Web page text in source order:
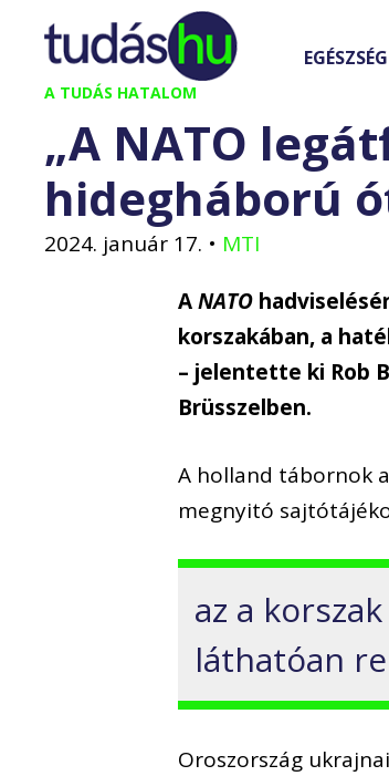
Kilépés
tartalomba
A TUDÁS HATALOM
EGÉSZSÉG
„A NATO
hidegháború
2024. január 17. • MTI
ANATO
korszakában, a
– jelentette ki Rob
Brüsszelben.
A holland tábornok
megnyitó
az a
láthatóan
Oroszország